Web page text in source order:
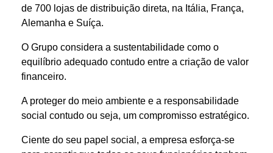
de 700 lojas de distribuição direta, na Itália, França,
Alemanha e Suíça.
O Grupo considera a sustentabilidade como o
equilíbrio adequado contudo entre a criação de valor
financeiro.
A proteger do meio ambiente e a responsabilidade
social contudo ou seja, um compromisso estratégico.
Ciente do seu papel social, a empresa esforça-se